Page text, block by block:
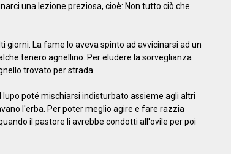
una lezione preziosa, cioè: Non tutto ciò che
giorni. La fame lo aveva spinto ad avvicinarsi ad un
tenero agnellino. Per eludere la sorveglianza
trovato per strada.
lupo poté mischiarsi indisturbato assieme agli altri
l'erba. Per poter meglio agire e fare razzia
il pastore li avrebbe condotti all'ovile per poi